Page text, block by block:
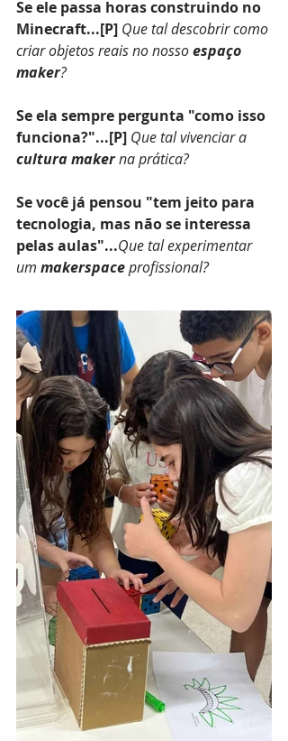
Se ele passa horas construindo no
Minecraft...[P] Que tal descobrir como
criar objetos reais no nosso espaço
maker?
Se ela sempre pergunta "como isso
funciona?"...[P] Que tal vivenciar a
cultura maker na prática?
Se você já pensou "tem jeito para
tecnologia, mas não se interessa
pelas aulas"...Que tal experimentar
um makerspace profissional?